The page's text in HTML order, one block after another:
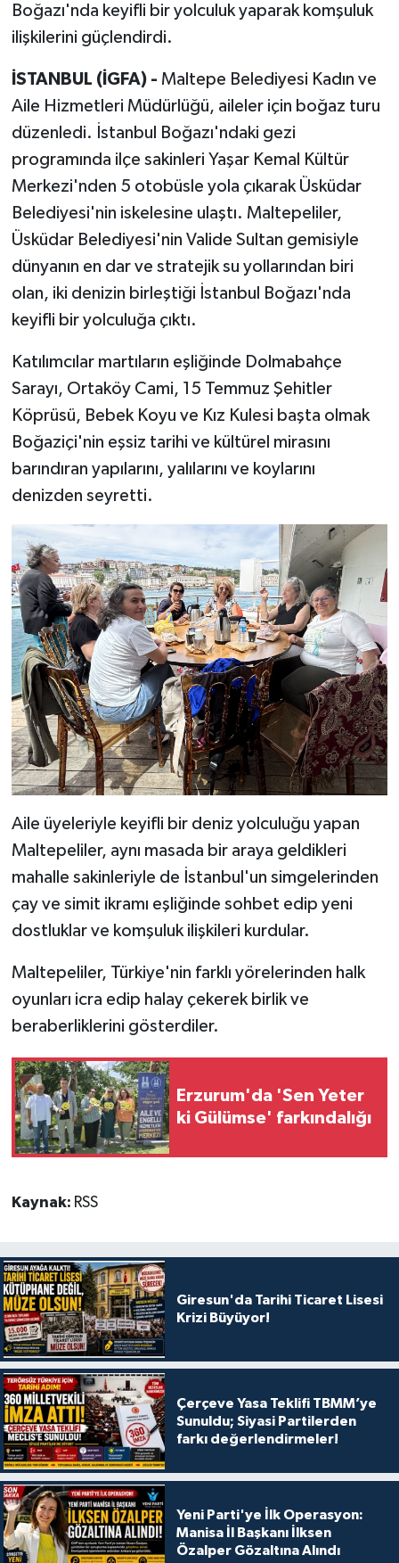
Boğazı'nda keyifli bir yolculuk yaparak komşuluk
ilişkilerini güçlendirdi.
İSTANBUL (İGFA) - Maltepe Belediyesi Kadın ve
Aile Hizmetleri Müdürlüğü, aileler için boğaz turu
düzenledi. İstanbul Boğazı'ndaki gezi
programında ilçe sakinleri Yaşar Kemal Kültür
Merkezi'nden 5 otobüsle yola çıkarak Üsküdar
Belediyesi'nin iskelesine ulaştı. Maltepeliler,
Üsküdar Belediyesi'nin Valide Sultan gemisiyle
dünyanın en dar ve stratejik su yollarından biri
olan, iki denizin birleştiği İstanbul Boğazı'nda
keyifli bir yolculuğa çıktı.
Katılımcılar martıların eşliğinde Dolmabahçe
Sarayı, Ortaköy Cami, 15 Temmuz Şehitler
Köprüsü, Bebek Koyu ve Kız Kulesi başta olmak
Boğaziçi'nin eşsiz tarihi ve kültürel mirasını
barındıran yapılarını, yalılarını ve koylarını
denizden seyretti.
Aile üyeleriyle keyifli bir deniz yolculuğu yapan
Maltepeliler, aynı masada bir araya geldikleri
mahalle sakinleriyle de İstanbul'un simgelerinden
çay ve simit ikramı eşliğinde sohbet edip yeni
dostluklar ve komşuluk ilişkileri kurdular.
Maltepeliler, Türkiye'nin farklı yörelerinden halk
oyunları icra edip halay çekerek birlik ve
beraberliklerini gösterdiler.
Erzurum'da 'Sen Yeter
ki Gülümse' farkındalığı
Kaynak: RSS
Giresun'da Tarihi Ticaret Lisesi
Krizi Büyüyor!
Çerçeve Yasa Teklifi TBMM’ye
Sunuldu; Siyasi Partilerden
farkı değerlendirmeler!
Yeni Parti'ye İlk Operasyon:
Manisa İl Başkanı İlksen
Özalper Gözaltına Alındı